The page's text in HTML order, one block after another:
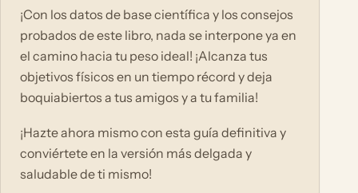
¡Con los datos de base científica y los consejos
probados de este libro, nada se interpone ya en
el camino hacia tu peso ideal! ¡Alcanza tus
objetivos físicos en un tiempo récord y deja
boquiabiertos a tus amigos y a tu familia!
¡Hazte ahora mismo con esta guía definitiva y
conviértete en la versión más delgada y
saludable de ti mismo!